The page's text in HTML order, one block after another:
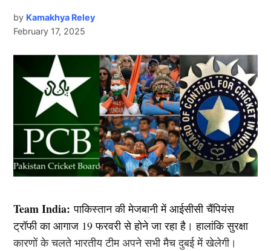
by Kamakhya Reley
February 17, 2025
Team India:पाकिस्तान की मेजबानी में आईसीसी चैंपियंस
ट्रॉफी का आगाज 19 फरवरी से होने जा रहा है। हालांकि सुरक्षा
कारणों के चलते भारतीय टीम अपने सभी मैच दुबई में खेलेगी।